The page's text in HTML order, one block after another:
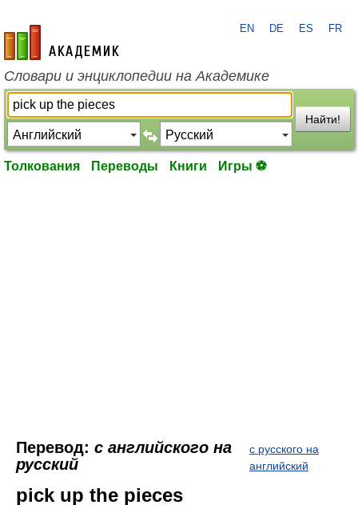
academic.ru
EN DE ES FR
Словари и энциклопедии на Академике
Найти!
Толкования Переводы Книги Игры ⚽
Перевод: с английского на
русский
с русского на
английский
pick up the pieces